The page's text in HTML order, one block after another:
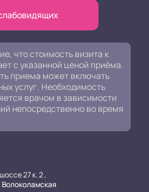
что стоимость визита к
с указанной ценой приёма.
приема может включать
услуг. Необходимость
врачом в зависимости
непосредственно во время
27 к. 2 ,